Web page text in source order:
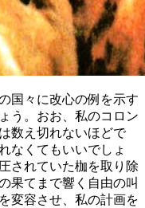
国々に改心の例を示す
う。おお、私のコロン
数え切れないほどで
なくてもいいでしょ
されていた枷を取り除
果てまで響く自由の叫
変容させ、私の計画を